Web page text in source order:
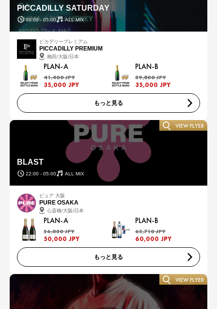
PICCADILLY SATURDAY
00:00 - 05:00 ALL MIX
ピカデリープレミアム
PICCADILLY PREMIUM
梅田/大阪/日本
PLAN-A
41,400 JPY
35,000 JPY
PLAN-B
39,800 JPY
35,000 JPY
もっと見る
BLAST
22:00 - 05:00 ALL MIX
VIEW FLYER
ピュア 大阪
PURE OSAKA
心斎橋/大阪/日本
PLAN-A
56,030 JPY
50,000 JPY
PLAN-B
65,710 JPY
60,000 JPY
もっと見る
VIEW FLYER